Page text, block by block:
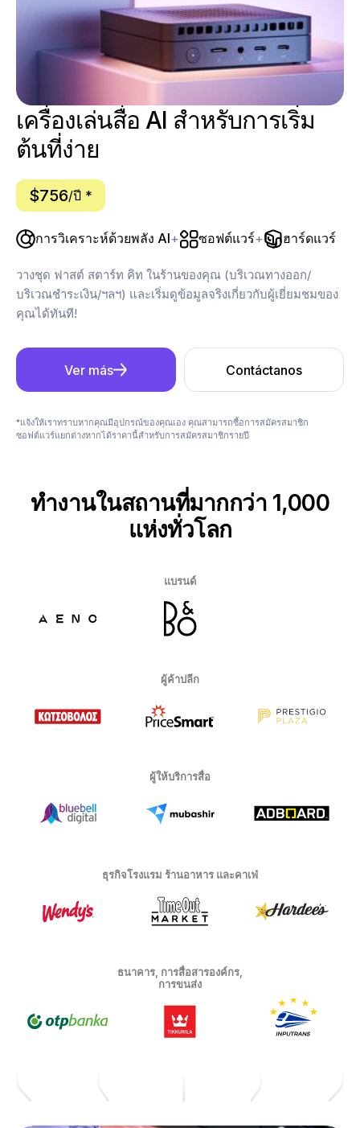
เครื่องเล่นสื่อ AI สำหรับการเริ่ม
ต้นที่ง่าย
$756/ปี *
การวิเคราะห์ด้วยพลัง AI+ ซอฟต์แวร์+ ฮาร์ดแวร์
วางชุด ฟาสต์ สตาร์ท คิท ในร้านของคุณ (บริเวณทางออก/
บริเวณชำระเงิน/ฯลฯ) และเริ่มดูข้อมูลจริงเกี่ยวกับผู้เยี่ยมชมของ
คุณได้ทันที!
Ver más Contáctanos
*แจ้งให้เราทราบหากคุณมีอุปกรณ์ของคุณเอง คุณสามารถซื้อการสมัครสมาชิก
ซอฟต์แวร์แยกต่างหากได้ราคานี้สำหรับการสมัครสมาชิกรายปี
ทำงานในสถานที่มากกว่า 1,000
แห่งทั่วโลก
แบรนด์
ผู้ค้าปลีก
ผู้ให้บริการสื่อ
ธุรกิจโรงแรม ร้านอาหาร และคาเฟ่
ธนาคาร, การสื่อสารองค์กร,
การขนส่ง